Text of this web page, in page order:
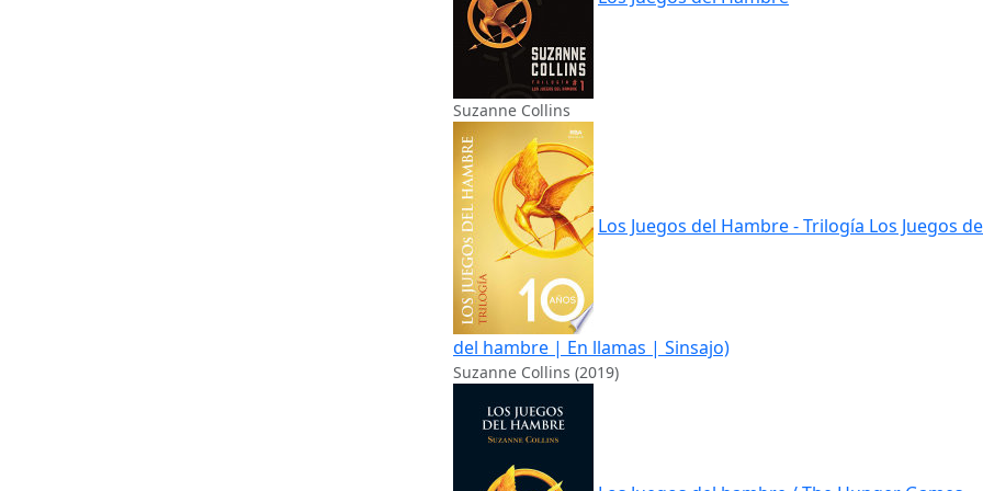
Suzanne Collins
Los Juegos del Hambre - Trilogía Los Juegos
del hambre | En llamas | Sinsajo)
Suzanne Collins (2019)